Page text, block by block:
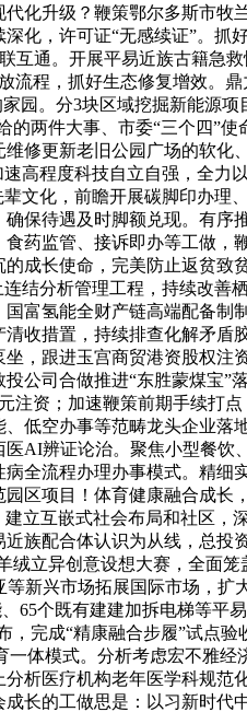
化升级？鞭策鄂尔多斯市牧
化，许可证“无感续证”。抓
互通。开展平易近族古籍急
流程，抓好生态修复增效。
园。分3块区域挖掘新能源
两件大事、市委“三个四”
修更新老旧公园广场的软化
高程度科技自立自强，全力
文化，前瞻开展碳脚印办理
保待遇及时脚额兑现。有序
药监管、接诉即办等工做，
成长使命，完美防止返贫致
结分析管理工程，持续改善
富氢能全财产链高端配备制
收措置，持续排查化解矛盾
，跟进玉宫商贸港资股权注
公司合做推进“东胜蒙煤宝”
资；加速鞭策前期手续打
低空办事等范畴龙头企业落
AI辨证论治。聚焦小型餐饮
全流程办理办事模式。精细
区项目！体育健康融合成长
立互嵌式社会布局和社区，
族配合体认识为从线，总投
立异创意设想大赛，全面笼
新兴市场拓展国际市场，扩
65个既有建建加拆电梯等平
完成“精康融合步履”试点验
体模式。分析考虑宏不雅经
析医疗机构老年医学科规范
长的工做思是：以习新时代